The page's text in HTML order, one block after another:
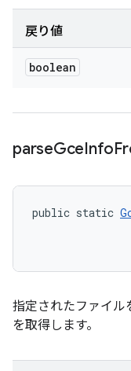
戻り値
boolean
parseGceInfo
public static
指定されたファイル
を取得します。